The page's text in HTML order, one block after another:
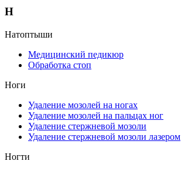
Н
Натоптыши
Медицинский педикюр
Обработка стоп
Ноги
Удаление мозолей на ногах
Удаление мозолей на пальцах ног
Удаление стержневой мозоли
Удаление стержневой мозоли лазером
Ногти